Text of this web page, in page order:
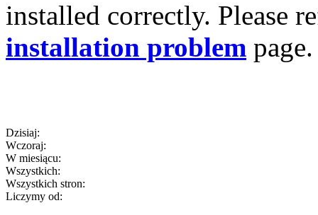
installed correctly. Please
installation problem page.
Dzisiaj:
Wczoraj:
W miesiącu:
Wszystkich:
Wszystkich stron:
Liczymy od: